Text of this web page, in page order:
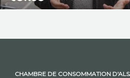
CHAMBRE DE CONSOMMATION